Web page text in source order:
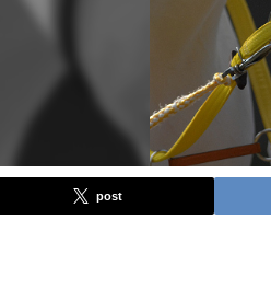
post